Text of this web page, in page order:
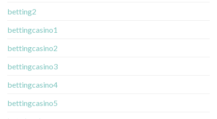
betting2
bettingcasino1
bettingcasino2
bettingcasino3
bettingcasino4
bettingcasino5